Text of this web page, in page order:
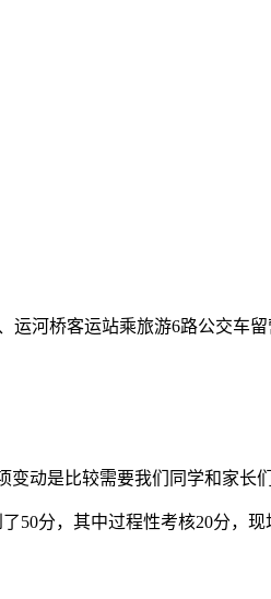
河桥客运站乘旅游6路公交车留
动是比较需要我们同学和家长们
50分，其中过程性考核20分，现